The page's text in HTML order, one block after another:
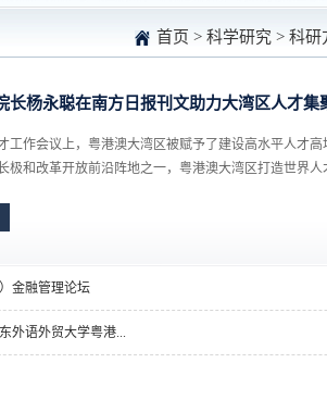
首页 > 科学研究 > 科研
长杨永聪在南方日报刊文助力大湾区人才集
工作会议上，粤港澳大湾区被赋予了建设高水平人才
极和改革开放前沿阵地之一，粤港澳大湾区打造世界人
金融管理论坛
外语外贸大学粤港...